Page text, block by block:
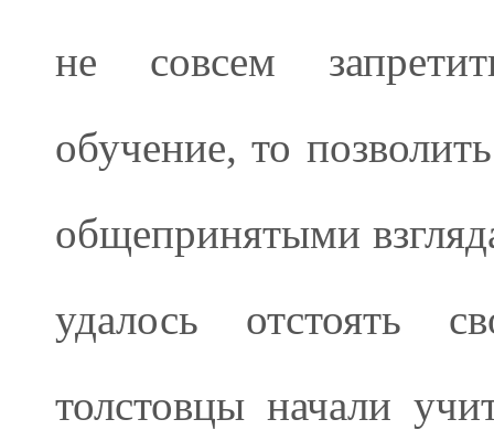
не совсем
обучение, то
общепринятыми
удалось отстоять
толстовцы начали